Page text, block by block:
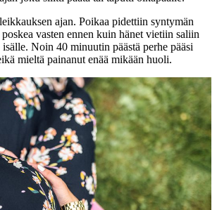
ajan. Poikaa pidettiin syntymän
vasten ennen kuin hänet vietiin saliin
Noin 40 minuutin päästä perhe pääsi
mieltä painanut enää mikään huoli.